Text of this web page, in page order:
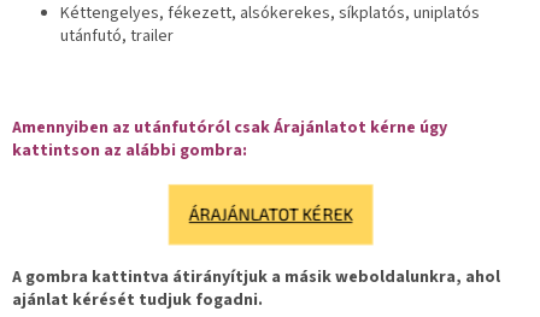
Kéttengelyes, fékezett, alsókerekes, síkplatós, uniplatós
utánfutó, trailer
Amennyiben az utánfutóról csak Árajánlatot kérne úgy
kattintson az alábbi gombra:
ÁRAJÁNLATOT KÉREK
A gombra kattintva átirányítjuk a másik weboldalunkra, ahol
ajánlat kérését tudjuk fogadni.